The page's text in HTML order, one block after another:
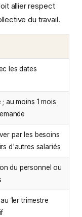
allier respect
du travail.
les dates
au moins 1 mois
par les besoins
d'autres salariés
du personnel ou
1er trimestre